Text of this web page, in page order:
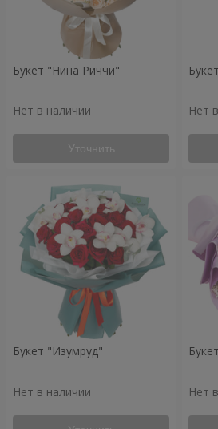
Букет "Нина Риччи"
Нет в наличии
Уточнить
Нет
Букет "Изумруд"
Нет в наличии Нет